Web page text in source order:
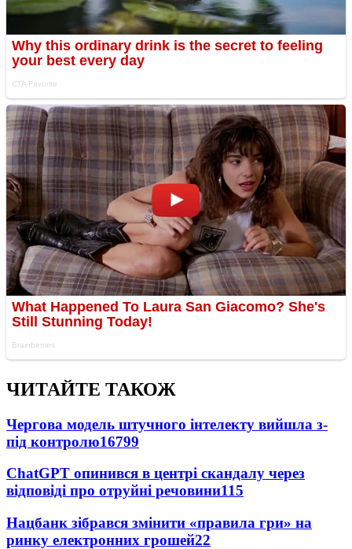
ЧИТАЙТЕ ТАКОЖ
Чергова модель штучного інтелекту вийшла з-
під контролю16799
ChatGPT опинився в центрі скандалу через
відповіді про отруйні речовини115
Нацбанк зібрався змінити «правила гри» на
ринку електронних грошей22